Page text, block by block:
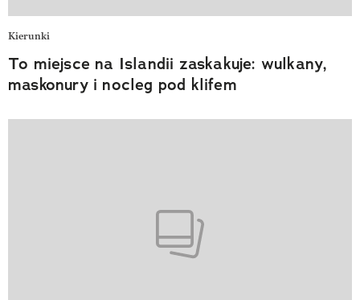
Kierunki
To miejsce na Islandii zaskakuje: wulkany,
maskonury i nocleg pod klifem